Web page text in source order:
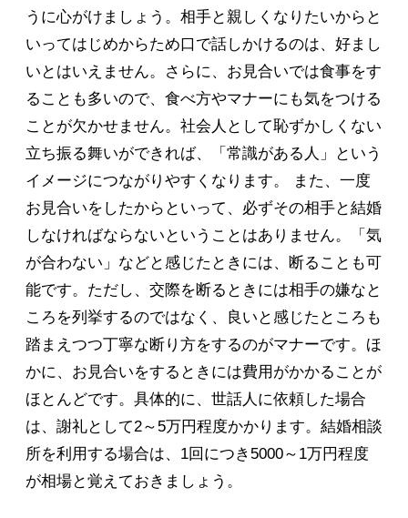
うに心がけましょう。相手と親しくなりたいからと
いってはじめからため口で話しかけるのは、好まし
いとはいえません。さらに、お見合いでは食事をす
ることも多いので、食べ方やマナーにも気をつける
ことが欠かせません。社会人として恥ずかしくない
立ち振る舞いができれば、「常識がある人」という
イメージにつながりやすくなります。 また、一度
お見合いをしたからといって、必ずその相手と結婚
しなければならないということはありません。「気
が合わない」などと感じたときには、断ることも可
能です。ただし、交際を断るときには相手の嫌なと
ころを列挙するのではなく、良いと感じたところも
踏まえつつ丁寧な断り方をするのがマナーです。ほ
かに、お見合いをするときには費用がかかることが
ほとんどです。具体的に、世話人に依頼した場合
は、謝礼として2～5万円程度かかります。結婚相談
所を利用する場合は、1回につき5000～1万円程度
が相場と覚えておきましょう。